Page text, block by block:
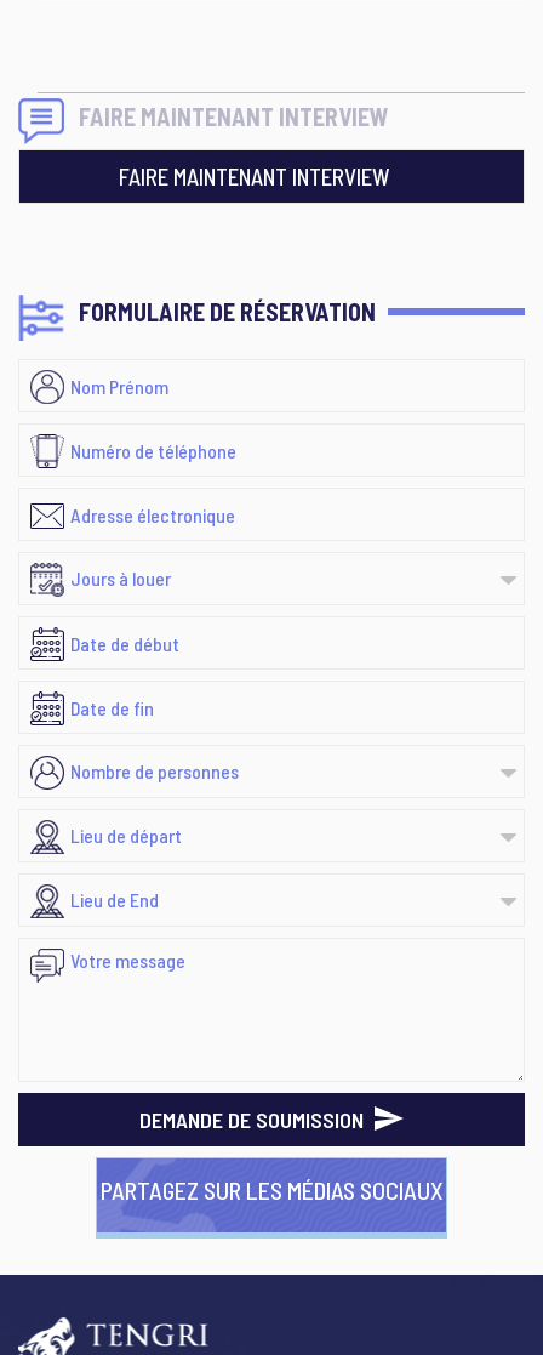
FAIRE MAINTENANT INTERVIEW
FAIRE MAINTENANT INTERVIEW
FORMULAIRE DE RÉSERVATION
DEMANDE DE SOUMISSION
PARTAGEZ SUR LES MÉDIAS SOCIAUX